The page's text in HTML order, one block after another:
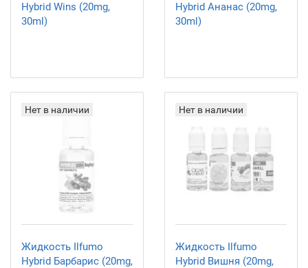
Hybrid Wins (20mg,
30ml)
Hybrid Ананас (20mg,
30ml)
Нет в наличии
Жидкость Ilfumo
Hybrid Барбарис (20mg,
Нет в наличии
Жидкость Ilfumo
Hybrid Вишня (20mg,